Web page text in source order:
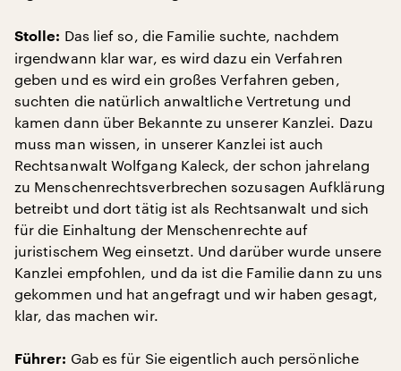
Stolle: Das lief so, die Familie suchte, nachdem
irgendwann klar war, es wird dazu ein Verfahren
geben und es wird ein großes Verfahren geben,
suchten die natürlich anwaltliche Vertretung und
kamen dann über Bekannte zu unserer Kanzlei. Dazu
muss man wissen, in unserer Kanzlei ist auch
Rechtsanwalt Wolfgang Kaleck, der schon jahrelang
zu Menschenrechtsverbrechen sozusagen Aufklärung
betreibt und dort tätig ist als Rechtsanwalt und sich
für die Einhaltung der Menschenrechte auf
juristischem Weg einsetzt. Und darüber wurde unsere
Kanzlei empfohlen, und da ist die Familie dann zu uns
gekommen und hat angefragt und wir haben gesagt,
klar, das machen wir.
Führer: Gab es für Sie eigentlich auch persönliche